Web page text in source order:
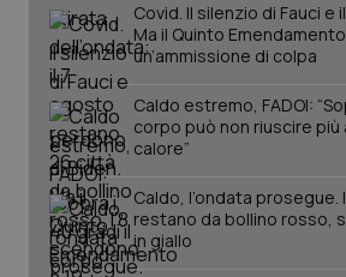
Covid. Il silenzio di Fauci e
Ma il Quinto
un’ammissione di colpa
Caldo estremo, FADOI:
corpo può non riuscire più
calore”
Caldo, l’ondata
restano da bollino rosso,
in giallo